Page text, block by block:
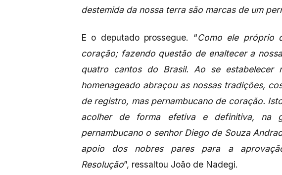
destemida da nossa terra são marcas de um
E o deputado prossegue. “Como ele próprio
coração; fazendo questão de enaltecer a
quatro cantos do Brasil. Ao se estabelecer
homenageado abraçou as nossas tradições,
de registro, mas pernambucano de coração.
acolher de forma efetiva e definitiva, na
pernambucano o senhor Diego de Souza
apoio dos nobres pares para a
Resolução”, ressaltou João de Nadegi.